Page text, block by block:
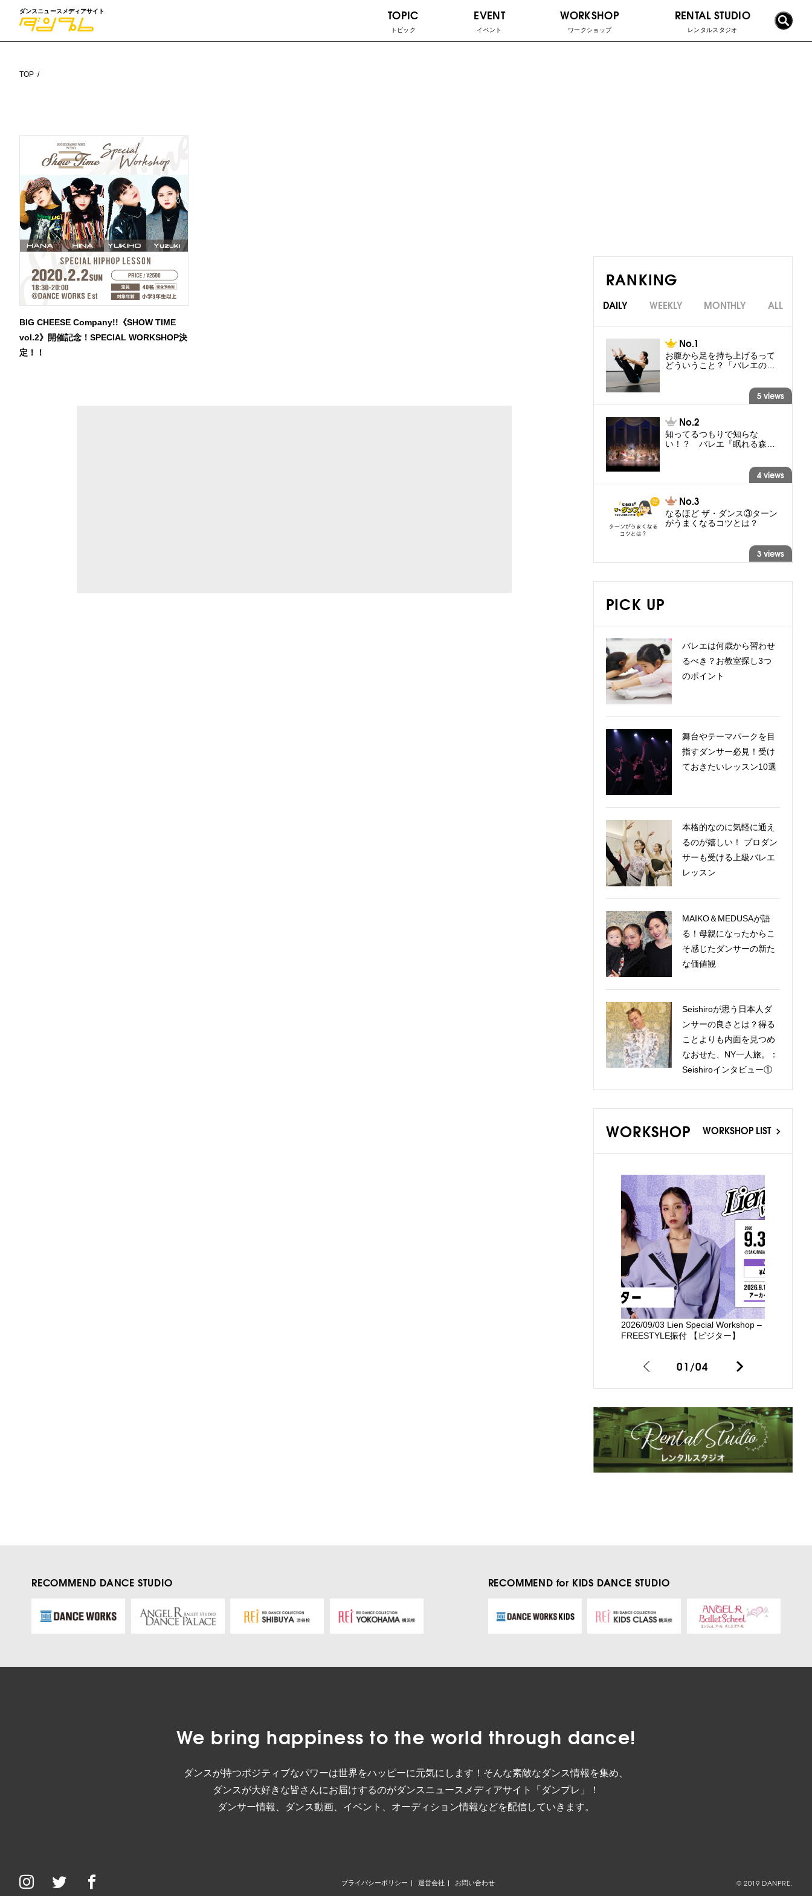
ダンスニュースメディアサイト TOPIC
トピック
EVENT
イベント
WORKSHOP
ワークショップ
RENTAL STUDIO
レンタルスタジオ
TOP
BIG CHEESE Company!!《SHOW TIME
vol.2》開催記念！SPECIAL WORKSHOP決
定！！
RANKING
DAILY WEEKLY MONTHLY ALL
お腹から足を持ち上げるって
どういうこと？「バレエの…
5 views
知ってるつもりで知らな
い！？ バレエ『眠れる森…
4 views
なるほど ザ・ダンス③ターン
がうまくなるコツとは？
3 views
PICK UP
バレエは何歳から習わせ
るべき？お教室探し3つ
のポイント
舞台やテーマパークを目
指すダンサー必見！受け
ておきたいレッスン10選
本格的なのに気軽に通え
るのが嬉しい！ プロダン
サーも受ける上級バレエ
レッスン
MAIKO＆MEDUSAが語
る！母親になったからこ
そ感じたダンサーの新た
な価値観
Seishiroが思う日本人ダ
ンサーの良さとは？得る
ことよりも内面を見つめ
なおせた、NY一人旅。：
Seishiroインタビュー①
WORKSHOP WORKSHOP LIST
2026/09/03 Lien Special Workshop –
FREESTYLE振付 【ビジター】
01/04
RECOMMEND DANCE STUDIO RECOMMEND for KIDS DANCE STUDIO
We bring happiness to the world through dance!
ダンスが持つポジティブなパワーは世界をハッピーに元気にします！そんな素敵なダンス情報を集め、
ダンスが大好きな皆さんにお届けするのがダンスニュースメディアサイト「ダンプレ」！
ダンサー情報、ダンス動画、イベント、オーディション情報などを配信していきます。
プライバシーポリシー 運営会社 お問い合わせ © 2019 DANPRE.